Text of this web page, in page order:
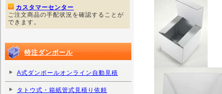
カスタマーセンター
ご注文商品の手配状況を確認することが
できます。
特注ダンボール
A式ダンボールオンライン自動見積
タトウ式・箱紙管式見積り依頼